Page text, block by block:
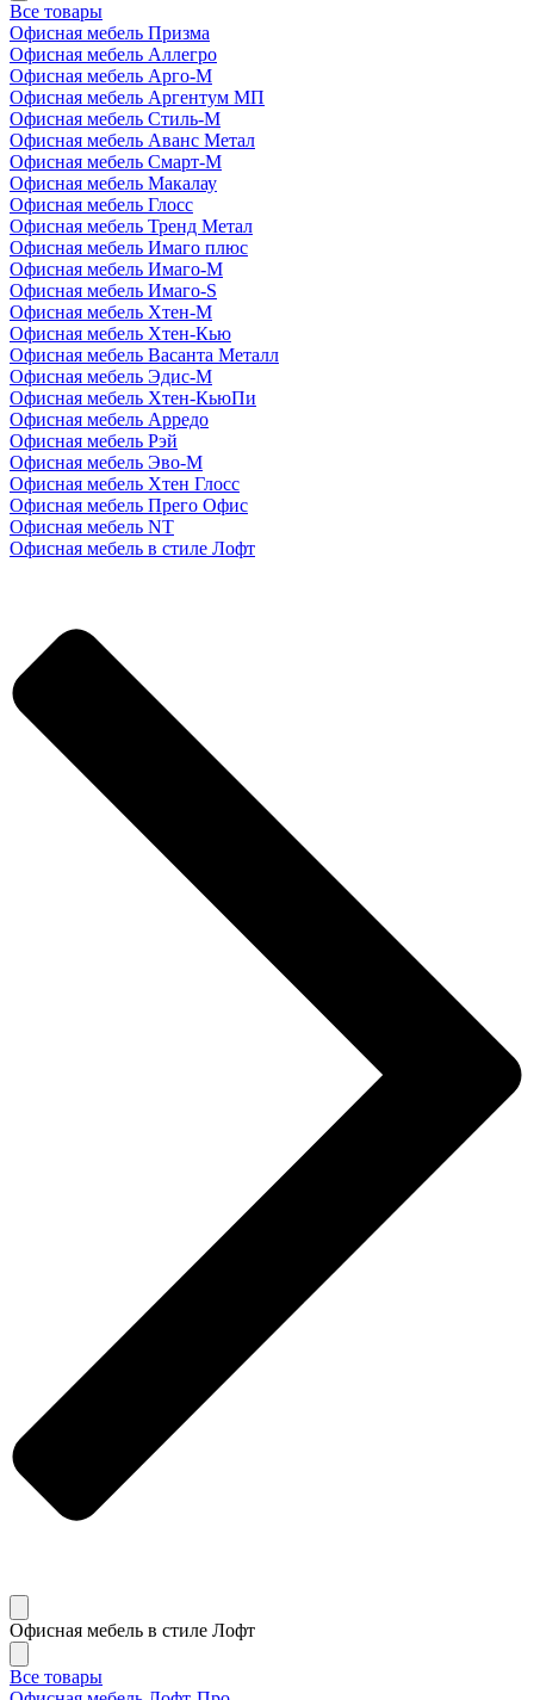
Все товары
Офисная мебель Призма
Офисная мебель Аллегро
Офисная мебель Арго-М
Офисная мебель Аргентум МП
Офисная мебель Стиль-М
Офисная мебель Аванс Метал
Офисная мебель Смарт-М
Офисная мебель Макалау
Офисная мебель Глосс
Офисная мебель Тренд Метал
Офисная мебель Имаго плюс
Офисная мебель Имаго-М
Офисная мебель Имаго-S
Офисная мебель Хтен-M
Офисная мебель Хтен-Кью
Офисная мебель Васанта Металл
Офисная мебель Эдис-M
Офисная мебель Хтен-КьюПи
Офисная мебель Арредо
Офисная мебель Рэй
Офисная мебель Эво-M
Офисная мебель Хтен Глосс
Офисная мебель Прего Офис
Офисная мебель NT
Офисная мебель в стиле Лофт
Офисная мебель в стиле Лофт
Все товары